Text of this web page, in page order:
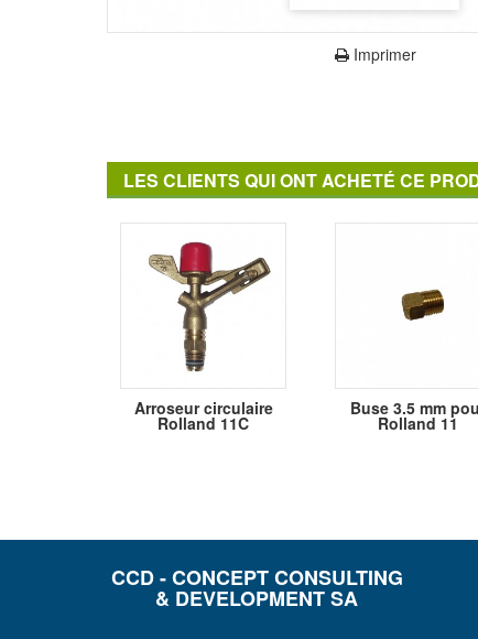
Imprimer
LES CLIENTS QUI ONT ACHETÉ CE
Arroseur circulaire
Rolland 11C
Buse 3.5 mm
Rolland 11
CCD - CONCEPT CONSULTING
& DEVELOPMENT SA